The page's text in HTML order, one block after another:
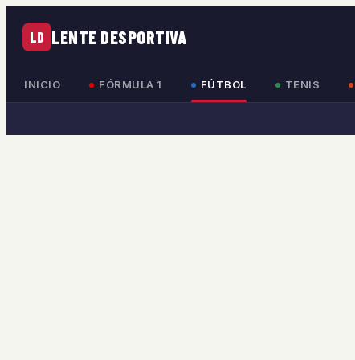
LD LENTE DESPORTIVA
INICIO FÓRMULA 1 FÚTBOL TENIS